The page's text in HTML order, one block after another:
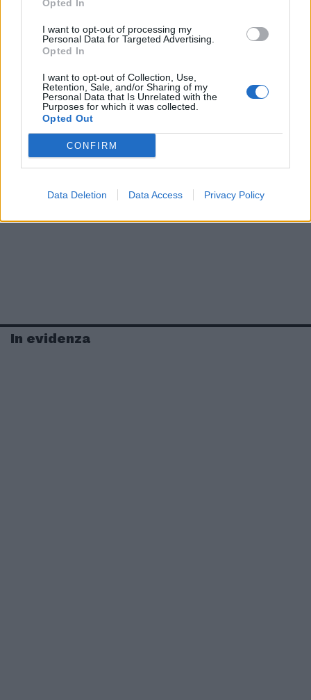
Opted In
I want to opt-out of processing my
Personal Data for Targeted Advertising.
Opted In
I want to opt-out of Collection, Use,
Retention, Sale, and/or Sharing of my
Personal Data that Is Unrelated with the
Purposes for which it was collected.
Opted Out
CONFIRM
Data Deletion Data Access Privacy Policy
In evidenza